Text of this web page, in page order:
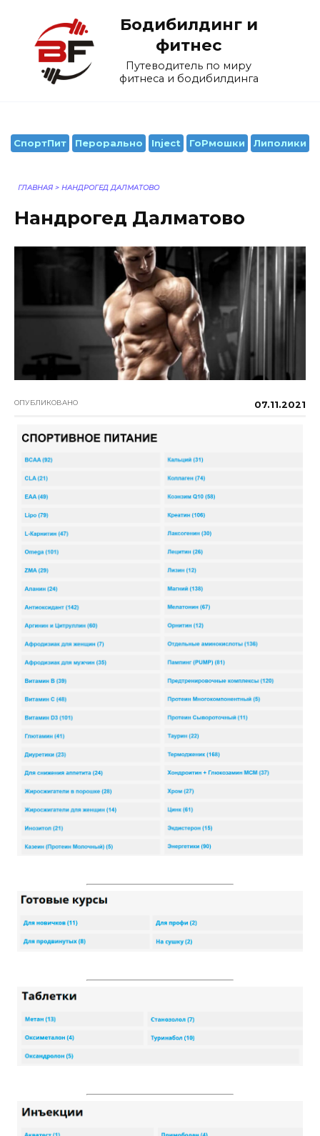
содержанию
Бодибилдинг и
фитнес
Путеводитель по миру
фитнеса и бодибилдинга
СпортПит Перорально Inject ГоРмошки Липолики
ГЛАВНАЯ > НАНДРОГЕД ДАЛМАТОВО
Нандрогед Далматово
ОПУБЛИКОВАНО 07.11.2021